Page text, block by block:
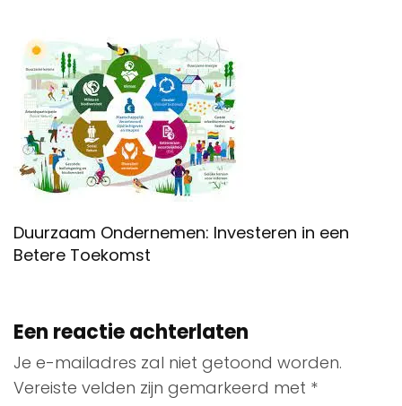
Duurzaam Ondernemen: Investeren in een
Betere Toekomst
Een reactie achterlaten
Je e-mailadres zal niet getoond worden.
Vereiste velden zijn gemarkeerd met *